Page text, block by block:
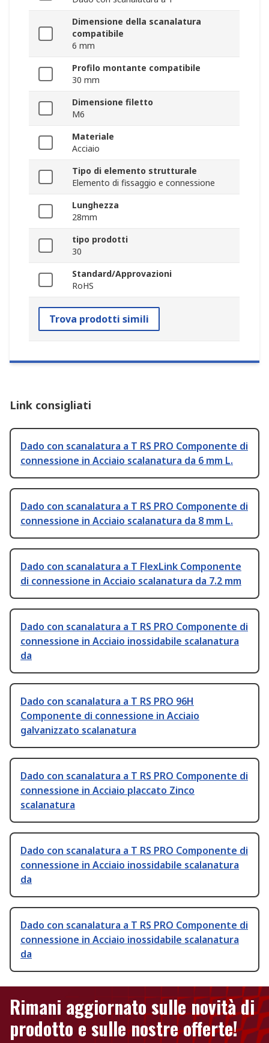
Dimensione della scanalatura
compatibile
6 mm
Profilo montante compatibile
30 mm
Dimensione filetto
M6
Materiale
Acciaio
Tipo di elemento strutturale
Elemento di fissaggio e connessione
Lunghezza
28mm
tipo prodotti
30
Standard/Approvazioni
RoHS
Trova prodotti simili
Link consigliati
Dado con scanalatura a T RS PRO Componente di
connessione in Acciaio scalanatura da 6 mm L.
Dado con scanalatura a T RS PRO Componente di
connessione in Acciaio scalanatura da 8 mm L.
Dado con scanalatura a T FlexLink Componente
di connessione in Acciaio scalanatura da 7.2 mm
Dado con scanalatura a T RS PRO Componente di
connessione in Acciaio inossidabile scalanatura
da
Dado con scanalatura a T RS PRO 96H
Componente di connessione in Acciaio
galvanizzato scalanatura
Dado con scanalatura a T RS PRO Componente di
connessione in Acciaio placcato Zinco
scalanatura
Dado con scanalatura a T RS PRO Componente di
connessione in Acciaio inossidabile scalanatura
da
Dado con scanalatura a T RS PRO Componente di
connessione in Acciaio inossidabile scalanatura
da
Rimani aggiornato sulle novità di
prodotto e sulle nostre offerte!